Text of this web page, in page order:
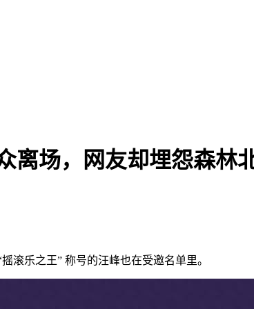
离场，网友却埋怨森林
滚乐之王” 称号的汪峰也在受邀名单里。